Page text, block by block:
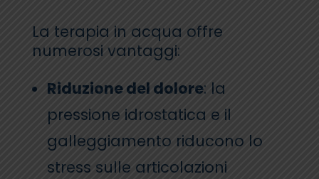
La terapia in acqua offre
numerosi vantaggi:
Riduzione del dolore: la
pressione idrostatica e il
galleggiamento riducono lo
stress sulle articolazioni